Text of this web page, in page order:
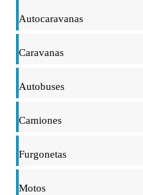
Autocaravanas
Caravanas
Autobuses
Camiones
Furgonetas
Motos